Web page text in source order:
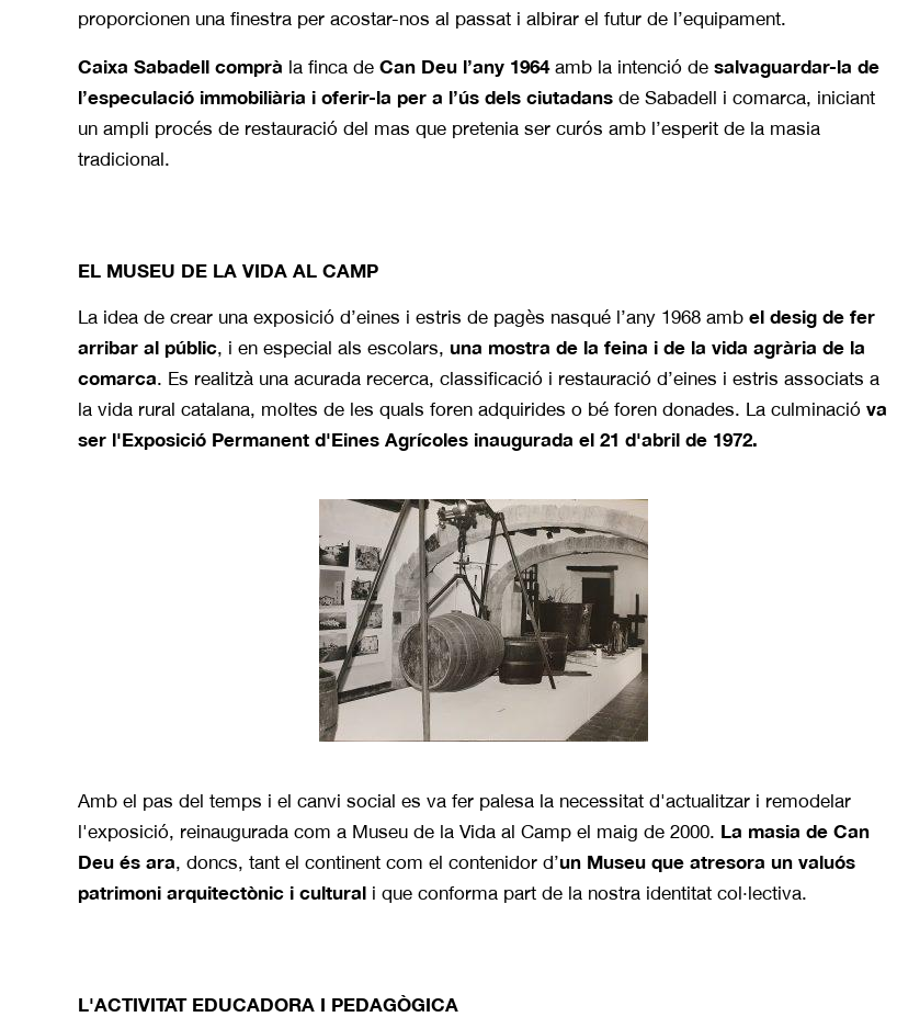
proporcionen una finestra per acostar-nos al passat i albirar el futur de l’equipament.
Caixa Sabadell comprà la finca de Can Deu l’any 1964amb la intenció de salvaguardar-la de
l’especulació immobiliària i oferir-la per a l’ús dels ciutadans de Sabadell i comarca, iniciant
un ampli procés de restauració del mas que pretenia ser curós amb l’esperit de la masia
tradicional.
EL MUSEU DE LA VIDA AL CAMP
La idea de crear una exposició d’eines i estris de pagès nasqué l’any 1968 amb el desig de fer
arribar al públic, i en especial als escolars, una mostra de la feina i de la vida agrària de la
comarca. Es realitzà una acurada recerca, classificació i restauració d’eines i estris associats a
la vida rural catalana, moltes de les quals foren adquirides o bé foren donades. La culminació va
ser l'Exposició Permanent d'Eines Agrícoles inaugurada el 21 d'abril de 1972.
Amb el pas del temps i el canvi social es va fer palesa la necessitat d'actualitzar i remodelar
l'exposició, reinaugurada com a Museu de la Vida al Camp el maig de 2000. La masia de Can
Deu és ara, doncs, tant el continent com el contenidor d’un Museu que atresora un valuós
patrimoni arquitectònic i cultural i que conforma part de la nostra identitat col·lectiva.
L'ACTIVITAT EDUCADORA I PEDAGÒGICA